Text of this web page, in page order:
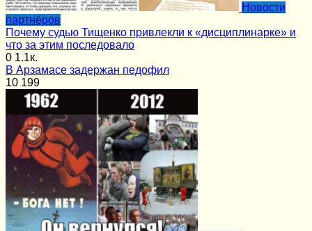
Новости
партнёров
Почему судью Тищенко привлекли к «дисциплинарке» и
что за этим последовало
0 1.1к.
В Арзамасе задержан педофил
10 199